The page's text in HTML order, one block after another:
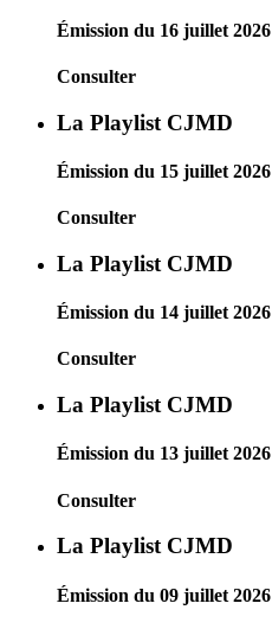
Émission du 16 juillet 2026
Consulter
La Playlist CJMD
Émission du 15 juillet 2026
Consulter
La Playlist CJMD
Émission du 14 juillet 2026
Consulter
La Playlist CJMD
Émission du 13 juillet 2026
Consulter
La Playlist CJMD
Émission du 09 juillet 2026